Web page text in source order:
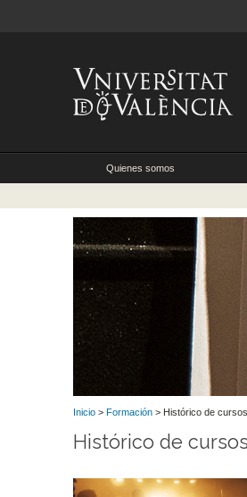
Quienes somos
Inicio > Formación > Histórico de
Histórico de